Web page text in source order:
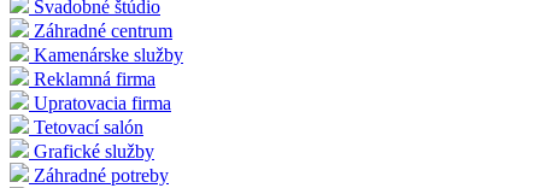
Svadobné štúdio
Záhradné centrum
Kamenárske služby
Reklamná firma
Upratovacia firma
Tetovací salón
Grafické služby
Záhradné potreby